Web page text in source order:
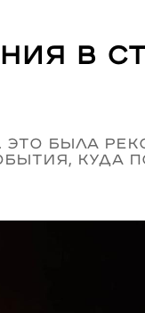
в
Это была
куда